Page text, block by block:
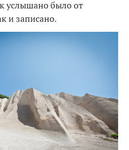
услышано было от
и записано.